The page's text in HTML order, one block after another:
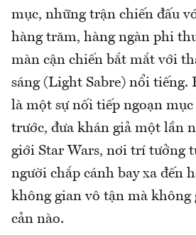
mục, những trận chiến đấu
hàng trăm, hàng ngàn phi
màn cận chiến bắt mắt với
sáng (Light Sabre) nổi tiếng.
là một sự nối tiếp ngoạn
trước, đưa khán giả một lần
giới Star Wars, nơi trí tưởng
người chắp cánh bay xa đến
không gian vô tận mà không
cản nào.